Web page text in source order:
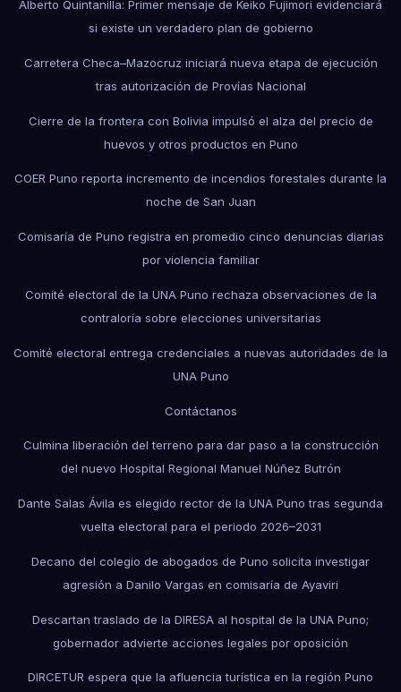
Alberto Quintanilla: Primer mensaje de Keiko Fujimori evidenciará
si existe un verdadero plan de gobierno
Carretera Checa–Mazocruz iniciará nueva etapa de ejecución
tras autorización de Provías Nacional
Cierre de la frontera con Bolivia impulsó el alza del precio de
huevos y otros productos en Puno
COER Puno reporta incremento de incendios forestales durante la
noche de San Juan
Comisaría de Puno registra en promedio cinco denuncias diarias
por violencia familiar
Comité electoral de la UNA Puno rechaza observaciones de la
contraloría sobre elecciones universitarias
Comité electoral entrega credenciales a nuevas autoridades de la
UNA Puno
Contáctanos
Culmina liberación del terreno para dar paso a la construcción
del nuevo Hospital Regional Manuel Núñez Butrón
Dante Salas Ávila es elegido rector de la UNA Puno tras segunda
vuelta electoral para el periodo 2026–2031
Decano del colegio de abogados de Puno solicita investigar
agresión a Danilo Vargas en comisaría de Ayaviri
Descartan traslado de la DIRESA al hospital de la UNA Puno;
gobernador advierte acciones legales por oposición
DIRCETUR espera que la afluencia turística en la región Puno